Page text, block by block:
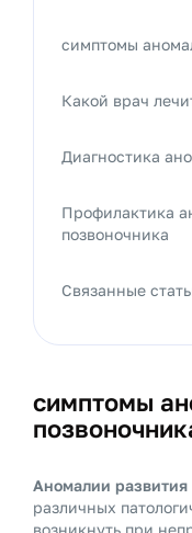
симптомы
Аномалии развития
различных
возникнуть при
симптомы
Какой врач
Диагностика
Профилактика
позвоночника
Связанные